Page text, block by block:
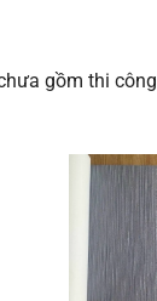
gồm thi công